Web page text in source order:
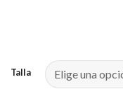
Talla